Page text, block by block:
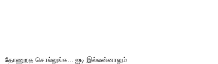
தோணுறத சொல்லுங்க... ஐடி இல்லன்னாலும்